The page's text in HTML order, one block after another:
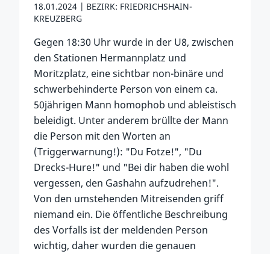
18.01.2024
BEZIRK: FRIEDRICHSHAIN-
KREUZBERG
Gegen 18:30 Uhr wurde in der U8, zwischen
den Stationen Hermannplatz und
Moritzplatz, eine sichtbar non-binäre und
schwerbehinderte Person von einem ca.
50jährigen Mann homophob und ableistisch
beleidigt. Unter anderem brüllte der Mann
die Person mit den Worten an
(Triggerwarnung!): "Du Fotze!", "Du
Drecks-Hure!" und "Bei dir haben die wohl
vergessen, den Gashahn aufzudrehen!".
Von den umstehenden Mitreisenden griff
niemand ein. Die öffentliche Beschreibung
des Vorfalls ist der meldenden Person
wichtig, daher wurden die genauen